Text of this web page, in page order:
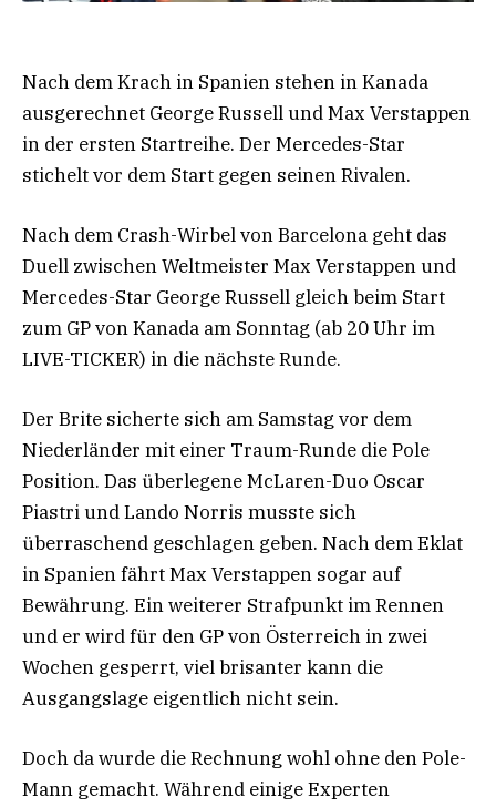
Nach dem Krach in Spanien stehen in Kanada
ausgerechnet George Russell und Max Verstappen
in der ersten Startreihe. Der Mercedes-Star
stichelt vor dem Start gegen seinen Rivalen.
Nach dem Crash-Wirbel von Barcelona geht das
Duell zwischen Weltmeister Max Verstappen und
Mercedes-Star George Russell gleich beim Start
zum GP von Kanada am Sonntag (ab 20 Uhr im
LIVE-TICKER) in die nächste Runde.
Der Brite sicherte sich am Samstag vor dem
Niederländer mit einer Traum-Runde die Pole
Position. Das überlegene McLaren-Duo Oscar
Piastri und Lando Norris musste sich
überraschend geschlagen geben. Nach dem Eklat
in Spanien fährt Max Verstappen sogar auf
Bewährung. Ein weiterer Strafpunkt im Rennen
und er wird für den GP von Österreich in zwei
Wochen gesperrt, viel brisanter kann die
Ausgangslage eigentlich nicht sein.
Doch da wurde die Rechnung wohl ohne den Pole-
Mann gemacht. Während einige Experten